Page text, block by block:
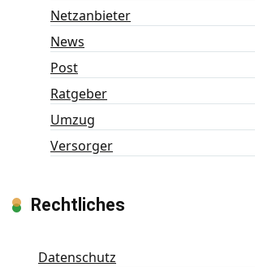
Netzanbieter
News
Post
Ratgeber
Umzug
Versorger
Rechtliches
Datenschutz